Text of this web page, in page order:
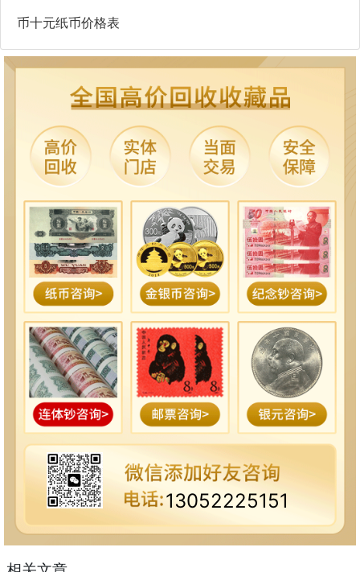
币十元纸币价格表
13052225151